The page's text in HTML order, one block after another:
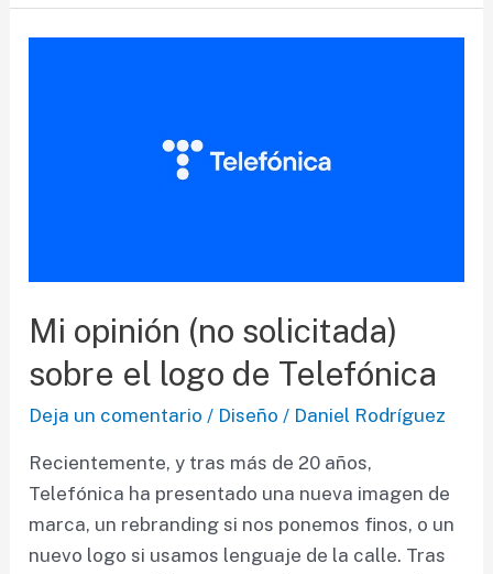
pasta
y
Mi opinión (no solicitada)
sobre el logo de Telefónica
Deja un comentario / Diseño / Daniel Rodríguez
Recientemente, y tras más de 20 años,
Telefónica ha presentado una nueva imagen de
marca, un rebranding si nos ponemos finos, o un
nuevo logo si usamos lenguaje de la calle. Tras